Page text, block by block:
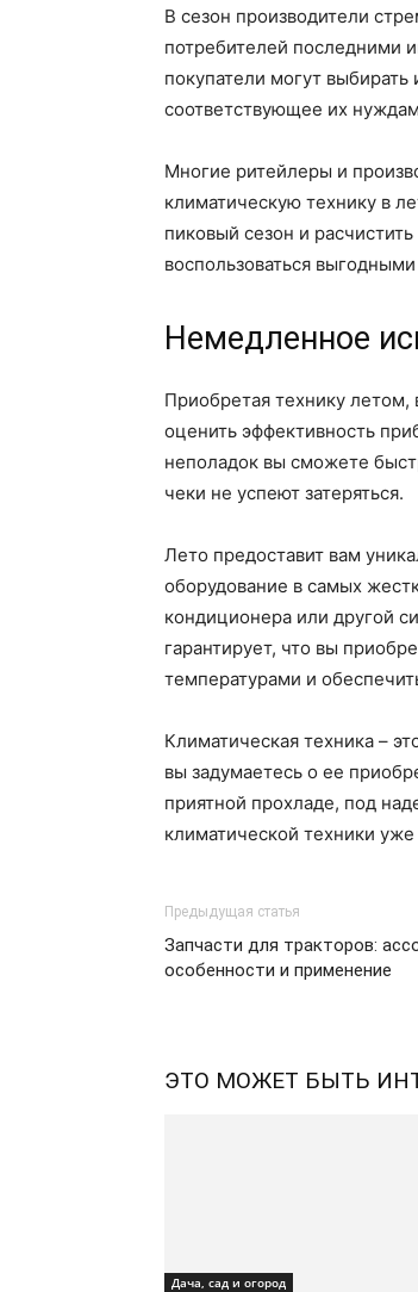
В сезон производители
потребителей последними
покупатели могут
соответствующее их
Многие ритейлеры и
климатическую технику в
пиковый сезон и
воспользоваться
Немедленное
Приобретая технику
оценить эффективность
неполадок вы сможете
чеки не успеют затеряться.
Лето предоставит вам
оборудование в самых
кондиционера или другой
гарантирует, что вы
температурами и
Климатическая техника –
вы задумаетесь о ее
приятной прохладе, под
климатической техники
Предыдущая статья
Запчасти для тракторов:
особенности и применение
ЭТО МОЖЕТ БЫТЬ
Дача, сад и огород